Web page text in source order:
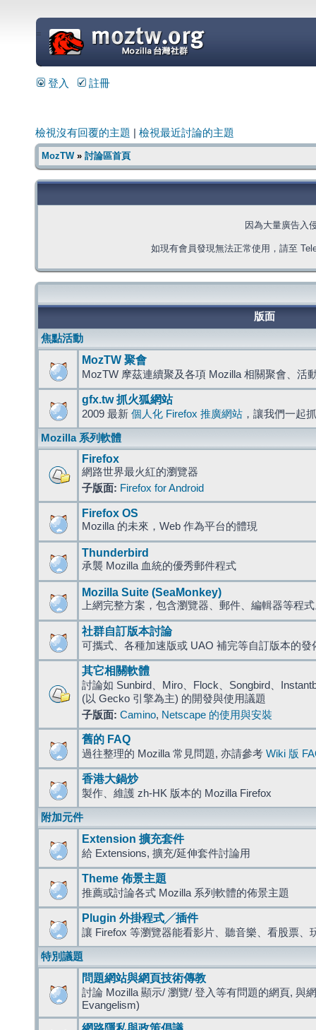
=
登入 註冊
檢視沒有回覆的主題 檢視最近討論的主題
MozTW» 討論區首頁
因為大量廣告入
如現有會員發現無法正常使用，請至
版面
焦點活動
MozTW 聚會
MozTW 摩茲連續聚及各項 Mozilla 相關聚會、活
gfx.tw 抓火狐網站
2009 最新 個人化 Firefox 推廣網站 ，讓我們一起
Mozilla 系列軟體
Firefox
網路世界最火紅的瀏覽器
子版面: Firefox for Android
Firefox OS
Mozilla 的未來，Web 作為平台的體現
Thunderbird
承襲 Mozilla 血統的優秀郵件程式
Mozilla Suite (SeaMonkey)
上網完整方案，包含瀏覽器、郵件、編輯器等程
社群自訂版本討論
可攜式、各種加速版或 UAO 補完等自訂版本的發
其它相關軟體
討論如 Sunbird、Miro、Flock、Songbird、
(以 Gecko 引擎為主) 的開發與使用議題
子版面: Camino, Netscape 的使用與安裝
舊的 FAQ
過往整理的 Mozilla 常見問題, 亦請參考 Wiki 版
香港大鍋炒
製作、維護 zh-HK 版本的 Mozilla Firefox
附加元件
Extension 擴充套件
給 Extensions, 擴充/延伸套件討論用
Theme 佈景主題
推薦或討論各式 Mozilla 系列軟體的佈景主題
Plugin 外掛程式╱插件
讓 Firefox 等瀏覽器能看影片、聽音樂、看股票、
特別議題
問題網站與網頁技術傳教
討論 Mozilla 顯示/ 瀏覽/ 登入等有問題的網頁, 與
Evangelism)